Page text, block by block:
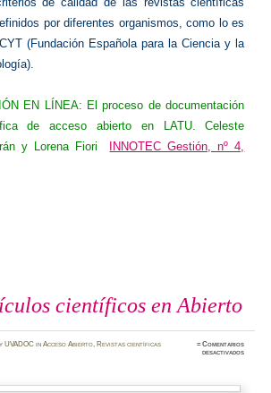
por diferentes organismos, como lo es
(Fundación Española para la Ciencia y la
EN LÍNEA: El proceso de documentación
de acceso abierto en LATU. Celeste
y Lorena Fiori
INNOTEC Gestión, nº 4,
científicos en Abierto
UVADOC inAcceso Abierto, Revistas científicas ≈Comentarios
desactivadosen